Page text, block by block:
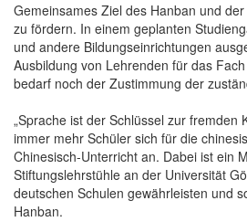
Gemeinsames Ziel des Hanban und
zu fördern. In einem geplanten
und andere Bildungseinrichtungen
Ausbildung von Lehrenden für das
bedarf noch der Zustimmung der
„Sprache ist der Schlüssel zur
immer mehr Schüler sich für die
Chinesisch-Unterricht an. Dabei ist ein
Stiftungslehrstühle an der Universität
deutschen Schulen gewährleisten und
Hanban.